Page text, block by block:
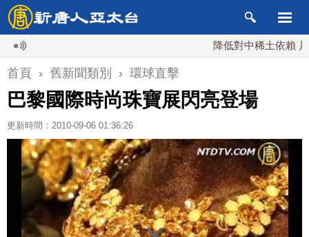
降低對中稀土依賴 川普
首頁 › 舊新聞類別 › 環球直擊
巴黎國際時尚珠寶展閃亮登場
更新時間：2010-09-06 01:36:26